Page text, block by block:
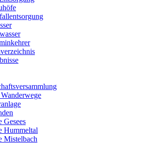
Gesees
Hummeltal
Mistelbach